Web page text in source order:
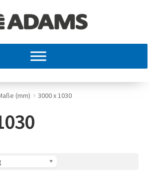
(mm) 3000 x 1030